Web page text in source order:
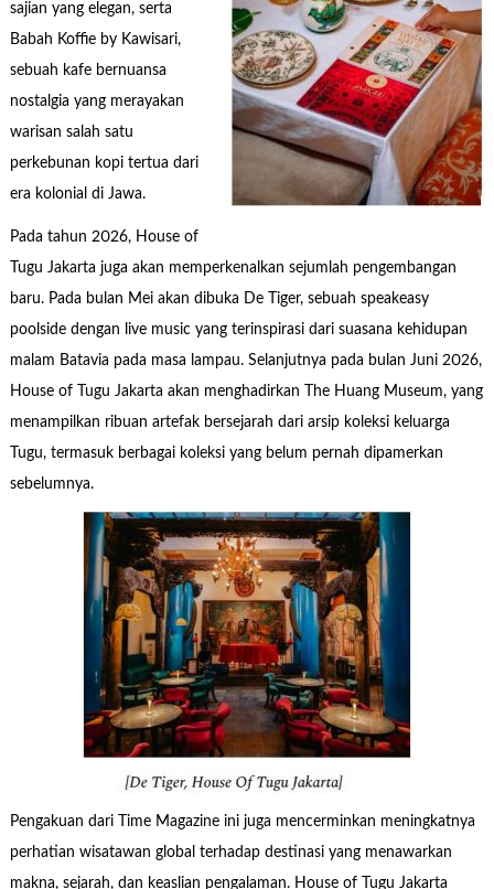
sajian yang elegan, serta
Babah Koffie by Kawisari,
sebuah kafe bernuansa
nostalgia yang merayakan
warisan salah satu
perkebunan kopi tertua dari
era kolonial di Jawa.
Pada tahun 2026, House of
Tugu Jakarta juga akan memperkenalkan sejumlah pengembangan
baru. Pada bulan Mei akan dibuka De Tiger, sebuah speakeasy
poolside dengan live music yang terinspirasi dari suasana kehidupan
malam Batavia pada masa lampau. Selanjutnya pada bulan Juni 2026,
House of Tugu Jakarta akan menghadirkan The Huang Museum, yang
menampilkan ribuan artefak bersejarah dari arsip koleksi keluarga
Tugu, termasuk berbagai koleksi yang belum pernah dipamerkan
sebelumnya.
Pengakuan dari Time Magazine ini juga mencerminkan meningkatnya
perhatian wisatawan global terhadap destinasi yang menawarkan
makna, sejarah, dan keaslian pengalaman. House of Tugu Jakarta